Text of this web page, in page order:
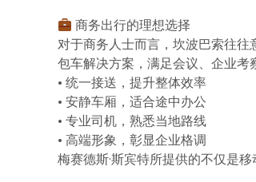
商务出行的理想选择
对于商务人士而言，坎波巴索往
包车解决方案，满足会议、企业考
• 统一接送，提升整体效率
• 安静车厢，适合途中办公
• 专业司机，熟悉当地路线
• 高端形象，彰显企业格调
梅赛德斯·斯宾特所提供的不仅是